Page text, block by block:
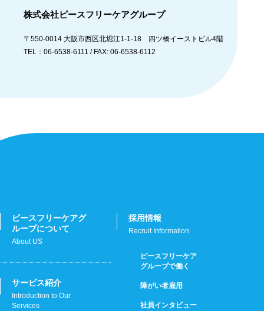
株式会社ピースフリーケアグループ
〒550-0014 大阪市西区北堀江1-1-18 四ツ橋イーストビル4階
TEL：06-6538-6111 / FAX: 06-6538-6112
ピースフリーケアグ
ループについて
About US
サービス紹介
Introduction to Our
Services
採用情報
Recruit Information
ピースフリーケア
グループで働く
障がい者雇用
社員インタビュー